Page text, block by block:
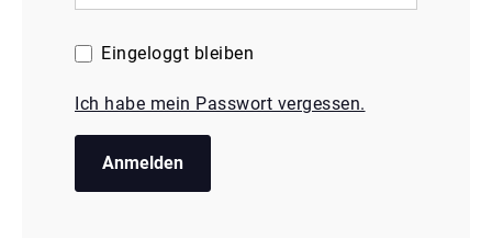
Eingeloggt bleiben
Ich habe mein Passwort vergessen.
Anmelden